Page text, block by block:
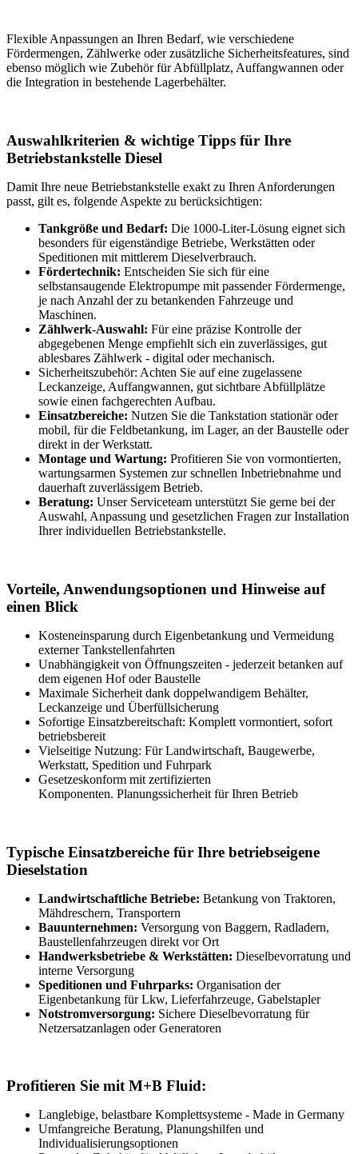
Flexible Anpassungen an Ihren Bedarf, wie verschiedene
Fördermengen, Zählwerke oder zusätzliche Sicherheitsfeatures, sind
ebenso möglich wie Zubehör für Abfüllplatz, Auffangwannen oder
die Integration in bestehende Lagerbehälter.
Auswahlkriterien & wichtige Tipps für Ihre
Betriebstankstelle Diesel
Damit Ihre neue Betriebstankstelle exakt zu Ihren Anforderungen
passt, gilt es, folgende Aspekte zu berücksichtigen:
Tankgröße und Bedarf: Die 1000-Liter-Lösung eignet sich
besonders für eigenständige Betriebe, Werkstätten oder
Speditionen mit mittlerem Dieselverbrauch.
Fördertechnik: Entscheiden Sie sich für eine
selbstansaugende Elektropumpe mit passender Fördermenge,
je nach Anzahl der zu betankenden Fahrzeuge und
Maschinen.
Zählwerk-Auswahl: Für eine präzise Kontrolle der
abgegebenen Menge empfiehlt sich ein zuverlässiges, gut
ablesbares Zählwerk - digital oder mechanisch.
Sicherheitszubehör: Achten Sie auf eine zugelassene
Leckanzeige, Auffangwannen, gut sichtbare Abfüllplätze
sowie einen fachgerechten Aufbau.
Einsatzbereiche: Nutzen Sie die Tankstation stationär oder
mobil, für die Feldbetankung, im Lager, an der Baustelle oder
direkt in der Werkstatt.
Montage und Wartung: Profitieren Sie von vormontierten,
wartungsarmen Systemen zur schnellen Inbetriebnahme und
dauerhaft zuverlässigem Betrieb.
Beratung: Unser Serviceteam unterstützt Sie gerne bei der
Auswahl, Anpassung und gesetzlichen Fragen zur Installation
Ihrer individuellen Betriebstankstelle.
Vorteile, Anwendungsoptionen und Hinweise auf
einen Blick
Kosteneinsparung durch Eigenbetankung und Vermeidung
externer Tankstellenfahrten
Unabhängigkeit von Öffnungszeiten - jederzeit betanken auf
dem eigenen Hof oder Baustelle
Maximale Sicherheit dank doppelwandigem Behälter,
Leckanzeige und Überfüllsicherung
Sofortige Einsatzbereitschaft: Komplett vormontiert, sofort
betriebsbereit
Vielseitige Nutzung: Für Landwirtschaft, Baugewerbe,
Werkstatt, Spedition und Fuhrpark
Gesetzeskonform mit zertifizierten
Komponenten. Planungssicherheit für Ihren Betrieb
Typische Einsatzbereiche für Ihre betriebseigene
Dieselstation
Landwirtschaftliche Betriebe: Betankung von Traktoren,
Mähdreschern, Transportern
Bauunternehmen: Versorgung von Baggern, Radladern,
Baustellenfahrzeugen direkt vor Ort
Handwerksbetriebe & Werkstätten: Dieselbevorratung und
interne Versorgung
Speditionen und Fuhrparks: Organisation der
Eigenbetankung für Lkw, Lieferfahrzeuge, Gabelstapler
Notstromversorgung: Sichere Dieselbevorratung für
Netzersatzanlagen oder Generatoren
Profitieren Sie mit M+B Fluid:
Langlebige, belastbare Komplettsysteme - Made in Germany
Umfangreiche Beratung, Planungshilfen und
Individualisierungs­optionen